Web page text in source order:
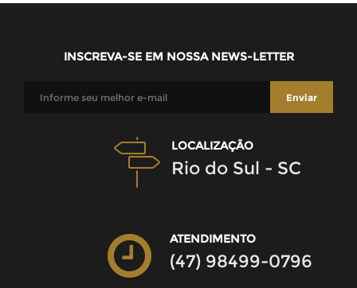
INSCREVA-SE EM NOSSA NEWS-LETTER
LOCALIZAÇÃO
Rio do Sul - SC
ATENDIMENTO
(47) 98499-0796